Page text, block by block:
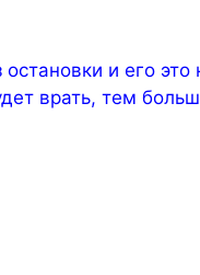
и его
врать, тем